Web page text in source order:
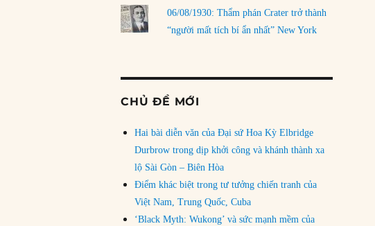
06/08/1930: Thẩm phán Crater trở thành
“người mất tích bí ẩn nhất” New York
CHỦ ĐỀ MỚI
Hai bài diễn văn của Đại sứ Hoa Kỳ Elbridge
Durbrow trong dịp khởi công và khánh thành xa
lộ Sài Gòn – Biên Hòa
Điểm khác biệt trong tư tưởng chiến tranh của
Việt Nam, Trung Quốc, Cuba
‘Black Myth: Wukong’ và sức mạnh mềm của